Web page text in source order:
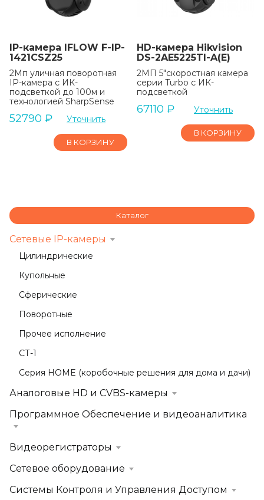
IP-камера IFLOW F-IP-
1421CSZ25
2Мп уличная поворотная
IP-камера с ИК-
подсветкой до 100м и
технологией SharpSense
52790 ₽ Уточнить
В КОРЗИНУ
HD-камера Hikvision
DS-2AE5225TI-A(E)
2МП 5″скоростная камера
серии Turbo с ИК-
подсветкой
67110 ₽ Уточнить
В КОРЗИНУ
Каталог
Сетевые IP-камеры
Цилиндрические
Купольные
Сферические
Поворотные
Прочее исполнение
СТ-1
Серия HOME (коробочные решения для дома и дачи)
Аналоговые HD и CVBS-камеры
Программное Обеспечение и видеоаналитика
Видеорегистраторы
Сетевое оборудование
Системы Контроля и Управления Доступом